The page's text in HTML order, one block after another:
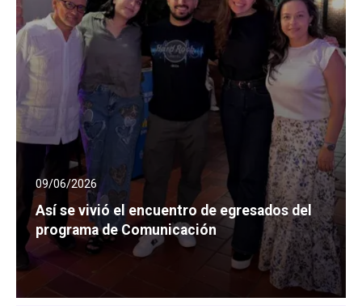
09/06/2026
Así se vivió el encuentro de egresados del
programa de Comunicación